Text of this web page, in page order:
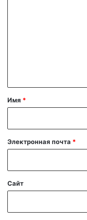
а
й
Имя *
Электронная почта *
Сайт